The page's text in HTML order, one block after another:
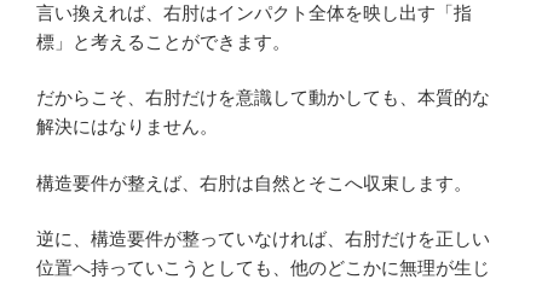
言い換えれば、右肘はインパクト全体を映し出す「指
標」と考えることができます。
だからこそ、右肘だけを意識して動かしても、本質的な
解決にはなりません。
構造要件が整えば、右肘は自然とそこへ収束します。
逆に、構造要件が整っていなければ、右肘だけを正しい
位置へ持っていこうとしても、他のどこかに無理が生じ